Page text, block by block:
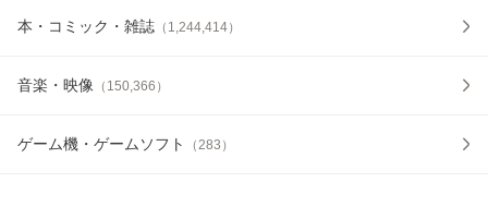
本・コミック・雑誌 （ 1,244,414）
音楽・映像 （ 150,366 ）
ゲーム機・ゲームソフト （283 ）